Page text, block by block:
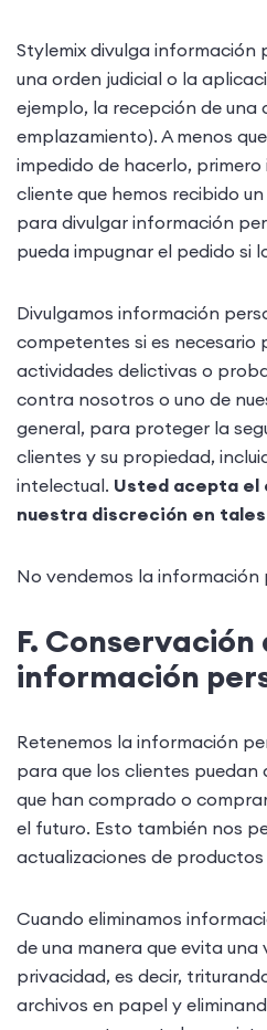
Stylemix divulga información
una orden judicial o la
ejemplo, la recepción de una
emplazamiento). A menos
impedido de hacerlo,
cliente que hemos recibido
para divulgar información
pueda impugnar el pedido si
Divulgamos información
competentes si es necesario
actividades delictivas o
contra nosotros o uno de
general, para proteger la
clientes y su propiedad,
intelectual. Usted acepta el
nuestra discreción en
No vendemos la información
F. Conservación
información
Retenemos la información
para que los clientes
que han comprado o
el futuro. Esto también nos
actualizaciones de
Cuando eliminamos
de una manera que evita una
privacidad, es decir,
archivos en papel y